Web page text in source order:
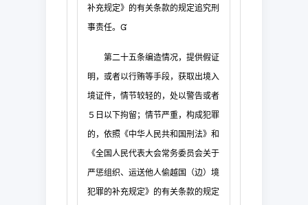
补充规定》的有关条款的规定追究刑
事责任。
第二十五条编造情况，提供假证
明，或者以行贿等手段，获取出境入
境证件，情节较轻的，处以警告或者
５日以下拘留；情节严重，构成犯罪
的，依照《中华人民共和国刑法》和
《全国人民代表大会常务委员会关于
严惩组织、运送他人偷越国（边）境
犯罪的补充规定》的有关条款的规定